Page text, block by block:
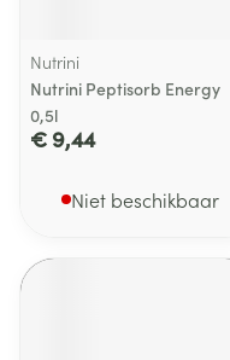
Nutrini
Nutrini Peptisorb Energy
0,5l
€ 9,44
Niet beschikbaar